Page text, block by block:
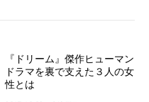
『ドリーム』傑作ヒューマン
ドラマを裏で支えた３人の女
性とは